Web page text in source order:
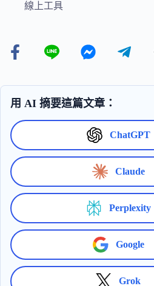
線上工具
用 AI 摘要這篇文章：
ChatGPT
Claude
Perplexity
Google
Grok